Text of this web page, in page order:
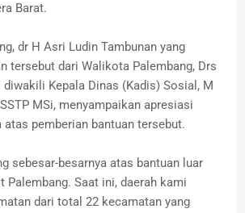
Barat.
dr H Asri Ludin Tambunan yang
tersebut dari Walikota Palembang, Drs
diwakili Kepala Dinas (Kadis) Sosial, M
MSi, menyampaikan apresiasi
atas pemberian bantuan tersebut.
sebesar-besarnya atas bantuan luar
Palembang. Saat ini, daerah kami
dari total 22 kecamatan yang